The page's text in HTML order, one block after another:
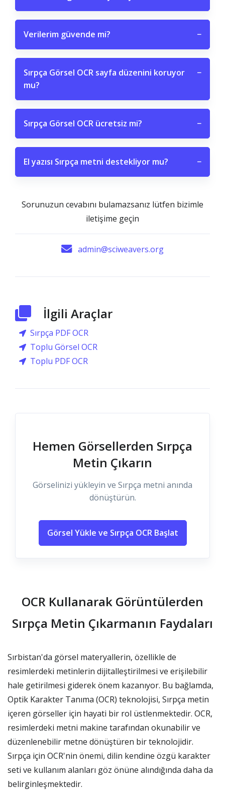
Verilerim güvende mi? −
Sırpça Görsel OCR sayfa düzenini koruyor
mu?
−
Sırpça Görsel OCR ücretsiz mi? −
El yazısı Sırpça metni destekliyor mu? −
Sorunuzun cevabını bulamazsanız lütfen bizimle
iletişime geçin
admin@sciweavers.org
İlgili Araçlar
Sırpça PDF OCR
Toplu Görsel OCR
Toplu PDF OCR
Hemen Görsellerden Sırpça
Metin Çıkarın
Görselinizi yükleyin ve Sırpça metni anında
dönüştürün.
Görsel Yükle ve Sırpça OCR Başlat
OCR Kullanarak Görüntülerden
Sırpça Metin Çıkarmanın Faydaları
Sırbistan'da görsel materyallerin, özellikle de
resimlerdeki metinlerin dijitalleştirilmesi ve erişilebilir
hale getirilmesi giderek önem kazanıyor. Bu bağlamda,
Optik Karakter Tanıma (OCR) teknolojisi, Sırpça metin
içeren görseller için hayati bir rol üstlenmektedir. OCR,
resimlerdeki metni makine tarafından okunabilir ve
düzenlenebilir metne dönüştüren bir teknolojidir.
Sırpça için OCR'nin önemi, dilin kendine özgü karakter
seti ve kullanım alanları göz önüne alındığında daha da
belirginleşmektedir.